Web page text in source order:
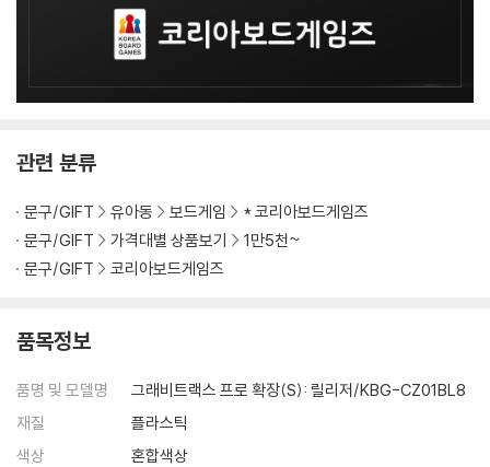
관련 분류
문구/GIFT 유아동 보드게임
* 코리아보드게임즈
문구/GIFT
가격대별 상품보기
1만5천~
문구/GIFT
코리아보드게임즈
품목정보
품명 및 모델명
그래비트랙스 프로 확장(S): 릴리저/KBG-CZ01BL8
재질
플라스틱
색상
혼합색상